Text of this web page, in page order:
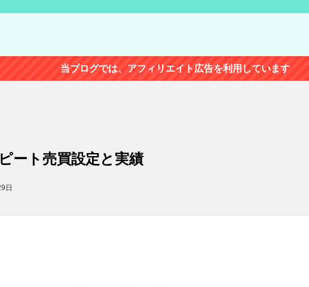
当ブログでは、アフィリエイト広告を利用しています
ート売買設定と実績
日